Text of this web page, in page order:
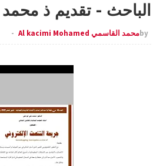
الباحث - تقديم ذ
byمحمد القاسمي Al kacimi Mohamed